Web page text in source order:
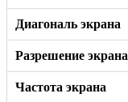
Диагональ экрана
Разрешение экрана
Частота экрана